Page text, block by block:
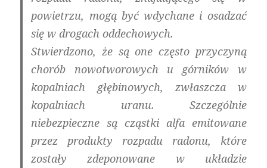
powietrzu, mogą być wdychane i osadzać
się w drogach oddechowych.
Stwierdzono, że są one często przyczyną
chorób nowotworowych u górników w
kopalniach głębinowych, zwłaszcza w
kopalniach uranu. Szczególnie
niebezpieczne są cząstki alfa emitowane
przez produkty rozpadu radonu, które
zostały zdeponowane w układzie